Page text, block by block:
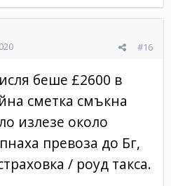
#16
беше £2600 в
сметка смъкна
излезе около
превоза до Бг,
/ роуд такса.